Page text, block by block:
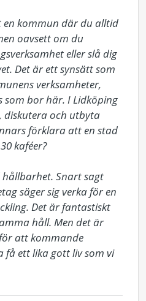
en kommun där du alltid
oavsett om du
eller slå dig
Det är ett synsätt som
verksamheter,
som bor här. I Lidköping
diskutera och utbyta
förklara att en stad
kaféer?
Snart sagt
säger sig verka för en
Det är fantastiskt
håll. Men det är
att kommande
få ett lika gott liv som vi